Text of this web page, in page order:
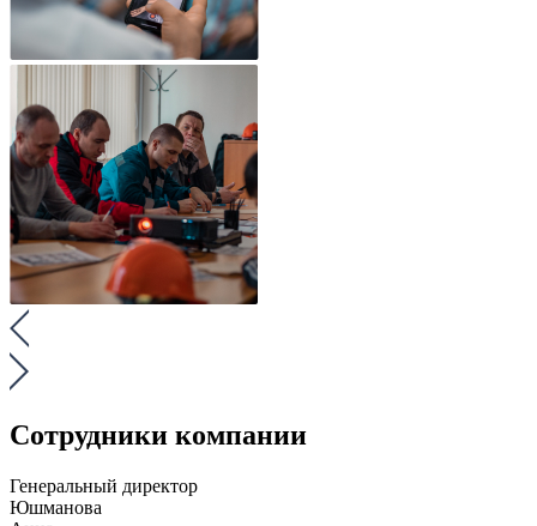
Сотрудники компании
Генеральный директор
Юшманова